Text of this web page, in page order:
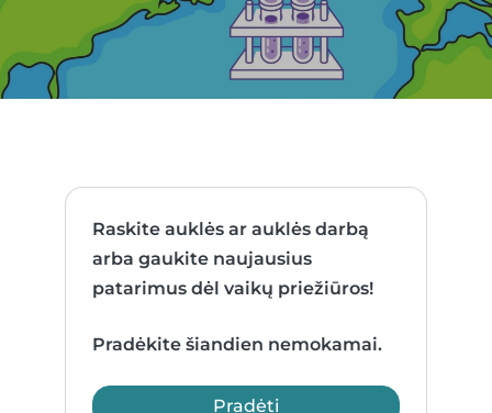
Raskite auklės ar auklės darbą
arba gaukite naujausius
patarimus dėl vaikų priežiūros!
Pradėkite šiandien nemokamai.
Pradėti